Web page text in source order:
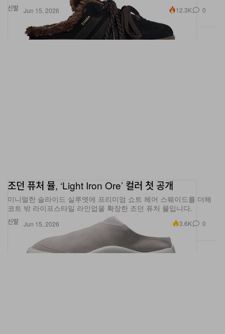
신발 Jun 15, 2026 12.3K 0
신발
조던 퓨처 뮬, ‘Light Iron Ore’ 컬러 첫 공개
미니멀한 슬라이드 실루엣에 프리미엄 쇼트 헤어 스웨이드를 더해
코트 밖 라이프스타일 라인업을 확장한 조던 퓨처 뮬입니다.
Jun 15, 2026 3.6K 0